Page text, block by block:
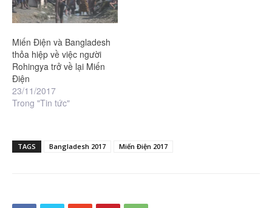
Miến Điện và Bangladesh
thỏa hiệp về việc người
Rohingya trở về lại Miến
Điện
23/11/2017
Trong "Tin tức"
TAGS Bangladesh 2017 Miến Điện 2017